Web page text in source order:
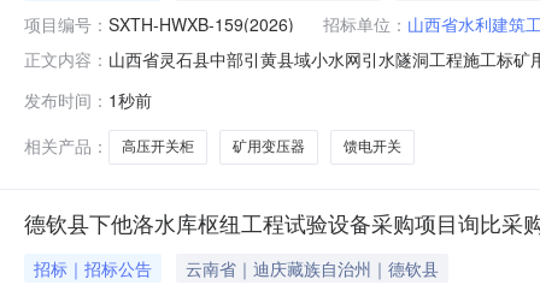
项目编号： SXTH-HWXB-159(2026) 招标单位： 山西省水利建筑
正文内容： 山西省灵石县中部引黄县域小水网引水隧洞工程施工标
邀请供应商参加询比采购活动。1采购项目简介1.1采购
省水利建筑工程局集团有限公
发布时间： 1秒前
相关产品：
高压开关柜 矿用变压器 馈电开关
德钦县下他洛水库枢纽工程试验设备采购项目询比采
招标｜招标公告
云南省｜迪庆藏族自治州｜德钦县